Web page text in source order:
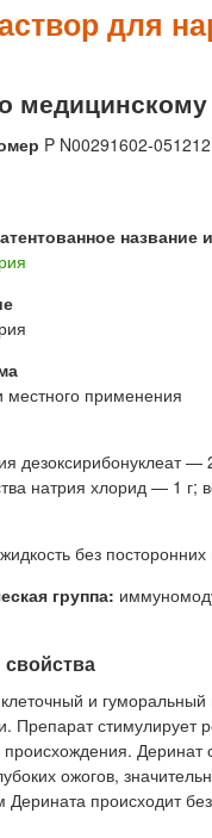
для
P N00291602-051212
название
местного применения
дезоксирибонуклеат —
натрия хлорид — 1
без
группа:
и
Препарат стимулирует
Деринат
ожогов,
Дерината происходит